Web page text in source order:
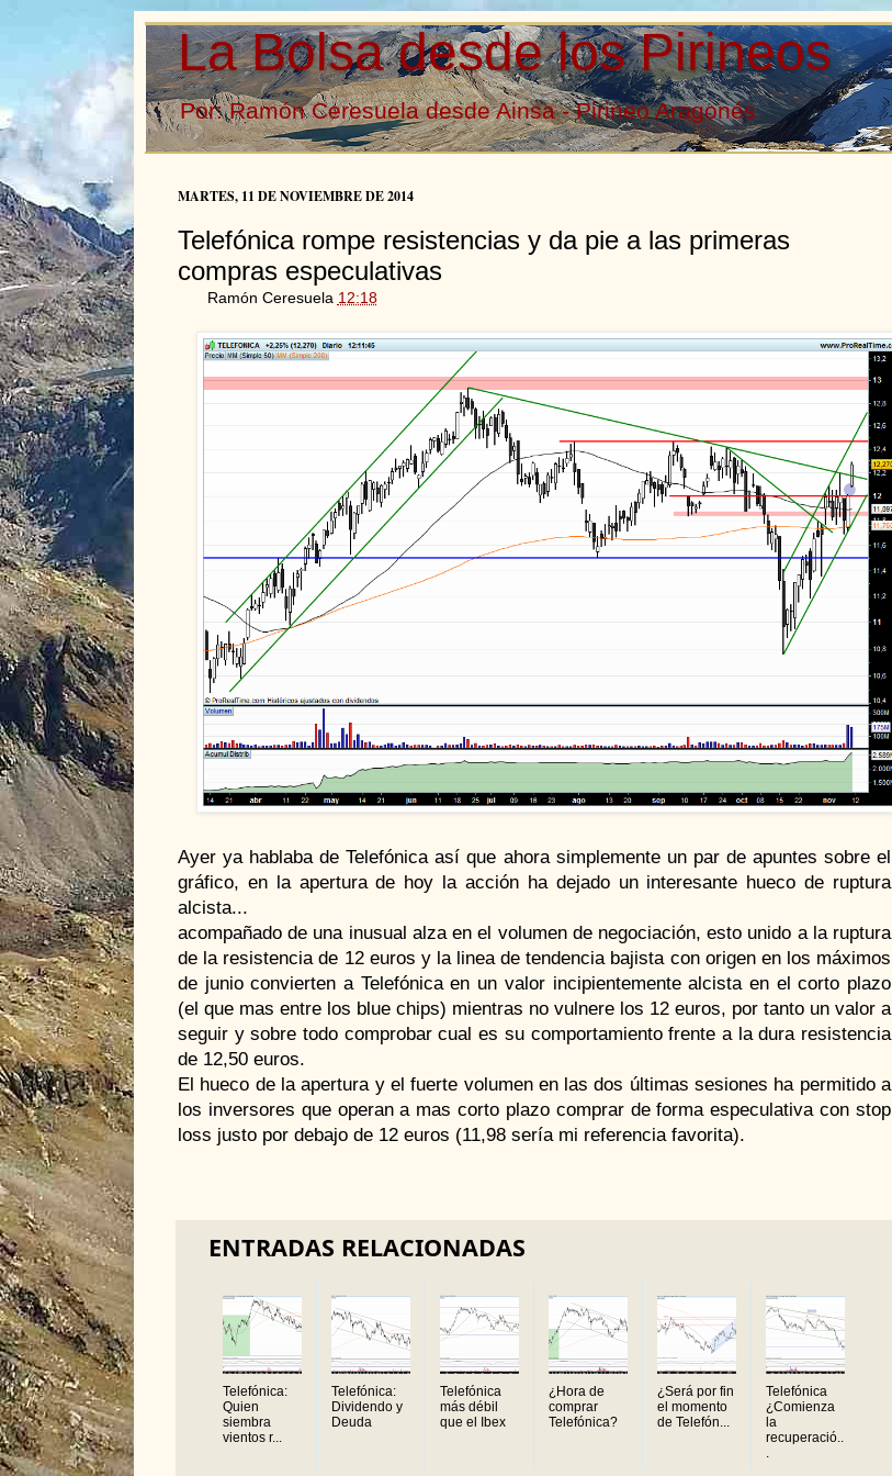
La Bolsa desde los Pirineos
Por: Ramón Ceresuela desde Ainsa - Pirineo Aragonés
MARTES, 11 DE NOVIEMBRE DE 2014
Telefónica rompe resistencias y da pie a las primeras
compras especulativas
Ramón Ceresuela 12:18
Ayer ya hablaba de Telefónica así que ahora simplemente un par de apuntes sobre el
gráfico, en la apertura de hoy la acción ha dejado un interesante hueco de ruptura
alcista...
acompañado de una inusual alza en el volumen de negociación, esto unido a la ruptura
de la resistencia de 12 euros y la linea de tendencia bajista con origen en los máximos
de junio convierten a Telefónica en un valor incipientemente alcista en el corto plazo
(el que mas entre los blue chips) mientras no vulnere los 12 euros, por tanto un valor a
seguir y sobre todo comprobar cual es su comportamiento frente a la dura resistencia
de 12,50 euros.
El hueco de la apertura y el fuerte volumen en las dos últimas sesiones ha permitido a
los inversores que operan a mas corto plazo comprar de forma especulativa con stop
loss justo por debajo de 12 euros (11,98 sería mi referencia favorita).
ENTRADAS RELACIONADAS
Telefónica:
Quien
siembra
vientos r...
Telefónica:
Dividendo y
Deuda
Telefónica
más débil
que el Ibex
¿Hora de
comprar
Telefónica?
¿Será por fin
el momento
de Telefón...
Telefónica
¿Comienza
la
recuperació..
.